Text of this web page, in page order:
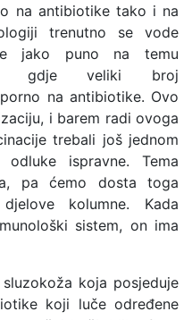
na antibiotike tako i na
trenutno se vode
jako puno na temu
gdje veliki broj
na antibiotike. Ovo
i barem radi ovoga
trebali još jednom
ispravne. Tema
pa ćemo dosta toga
kolumne. Kada
sistem, on ima
koja posjeduje
koji luče određene